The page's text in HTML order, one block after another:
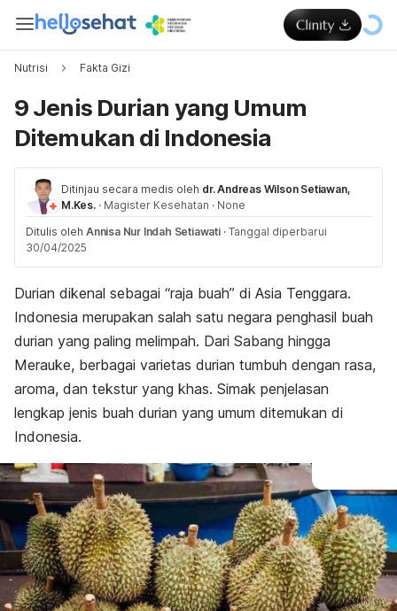
Nutrisi Fakta Gizi
9 Jenis Durian yang Umum
Ditemukan di Indonesia
Ditinjau secara medis oleh dr. Andreas Wilson Setiawan,
M.Kes. · Magister Kesehatan · None
Ditulis oleh Annisa Nur Indah Setiawati · Tanggal diperbarui
30/04/2025
Durian dikenal sebagai “raja buah” di Asia Tenggara.
Indonesia merupakan salah satu negara penghasil buah
durian yang paling melimpah. Dari Sabang hingga
Merauke, berbagai varietas durian tumbuh dengan rasa,
aroma, dan tekstur yang khas. Simak penjelasan
lengkap jenis buah durian yang umum ditemukan di
Indonesia.